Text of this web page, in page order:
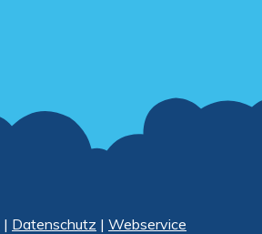
| Datenschutz | Webservice